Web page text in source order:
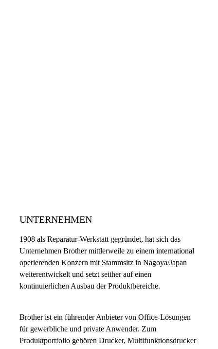
UNTERNEHMEN
1908 als Reparatur-Werkstatt gegründet, hat sich das
Unternehmen Brother mittlerweile zu einem international
operierenden Konzern mit Stammsitz in Nagoya/Japan
weiterentwickelt und setzt seither auf einen
kontinuierlichen Ausbau der Produktbereiche.
Brother ist ein führender Anbieter von Office-Lösungen
für gewerbliche und private Anwender. Zum
Produktportfolio gehören Drucker, Multifunktionsdrucker